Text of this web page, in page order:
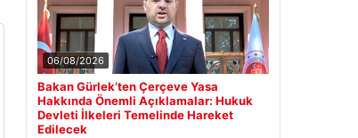
06/08/2026
Bakan Gürlek’ten Çerçeve Yasa
Hakkında Önemli Açıklamalar: Hukuk
Devleti İlkeleri Temelinde Hareket
Edilecek